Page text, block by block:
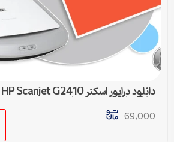
سازگار با تمام ویندوزها
69,000